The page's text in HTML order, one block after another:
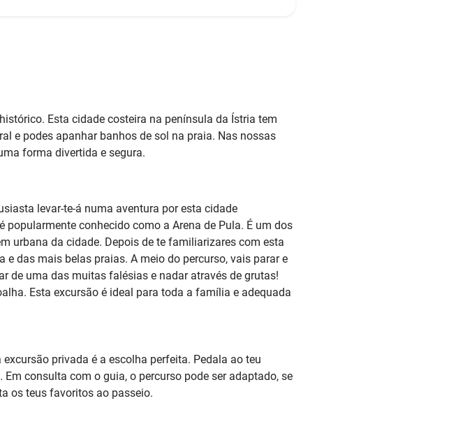
Esta cidade costeira na península da Ístria tem
e podes apanhar banhos de sol na praia. Nas nossas
forma divertida e segura.
levar-te-á numa aventura por esta cidade
conhecido como a Arena de Pula. É um dos
urbana da cidade. Depois de te familiarizares com esta
das mais belas praias. A meio do percurso, vais parar e
de uma das muitas falésias e nadar através de grutas!
Esta excursão é ideal para toda a família e adequada
privada é a escolha perfeita. Pedala ao teu
consulta com o guia, o percurso pode ser adaptado, se
os teus favoritos ao passeio.